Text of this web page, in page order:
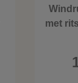
met